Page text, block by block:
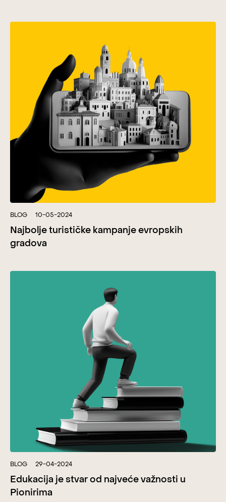
BLOG 10-05-2024
Najbolje turističke kampanje evropskih
gradova
BLOG 29-04-2024
Edukacija je stvar od najveće važnosti u
Pionirima